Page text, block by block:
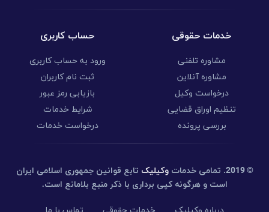
خدمات حقوقی
مشاوره تلفنی
مشاوره آنلاین
درخواست وکیل
تنظیم اوراق قضایی
بررسی پرونده
حساب کاربری
ورود به حساب کاربری
ثبت نام کاربران
بازیابی رمز عبور
شرایط خدمات
درخواست خدمات
© 2019. تمامی خدماتوکیلیک تابع قوانین جمهوری اسلامی ایران
است و هرگونه کپی برداری با ذکر منبع بلامانع است.